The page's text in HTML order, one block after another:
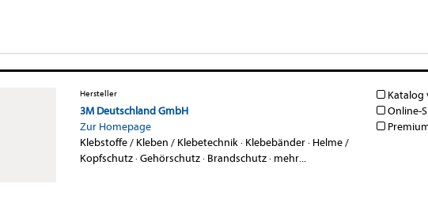
Hersteller
3M Deutschland GmbH
Zur Homepage
Klebstoffe / Kleben / Klebetechnik· Klebebänder· Helme /
Kopfschutz·Gehörschutz· Brandschutz· mehr...
Katalog
Online-